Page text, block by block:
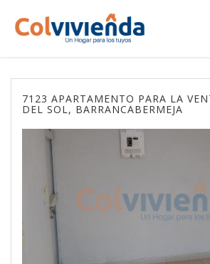
7123 APARTAMENTO PARA LA
DEL SOL, BARRANCABERMEJA